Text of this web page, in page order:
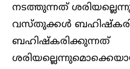
നടത്തുന്നത്
വസ്തുക്കൾ
ബഹിഷ്‌കരിക്കുന്നത്